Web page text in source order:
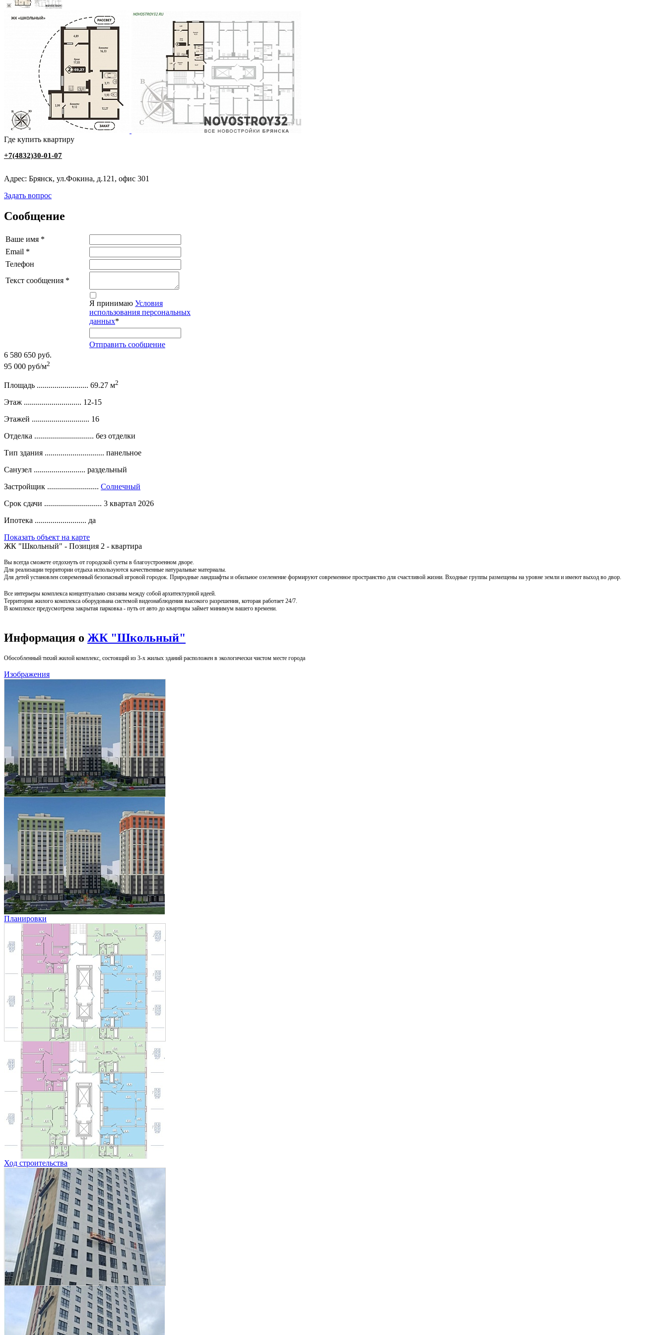
Где купить квартиру
+7(4832)30-01-07
Адрес: Брянск, ул.Фокина, д.121, офис 301
Задать вопрос
Сообщение
Ваше имя *
Email *
Телефон
Текст сообщения *
Я принимаю Условия
использования персональных
данных*
Отправить сообщение
6 580 650 руб.
95 000 руб/м2
Площадь .......................... 69.27 м2
Этаж ............................. 12-15
Этажей ............................. 16
Отделка .............................. без отделки
Тип здания .............................. панельное
Санузел .......................... раздельный
Застройщик .......................... Солнечный
Срок сдачи ............................. 3 квартал 2026
Ипотека .......................... да
Показать объект на карте
ЖК "Школьный" - Позиция 2 - квартира
Вы всегда сможете отдохнуть от городской суеты в благоустроенном дворе.
Для реализации территории отдыха используются качественные натуральные материалы.
Для детей установлен современный безопасный игровой городок. Природные ландшафты и обильное озеленение формируют современное пространство для счастливой жизни. Входные группы размещены на уровне земли и имеют выход во двор.
Все интерьеры комплекса концептуально связаны между собой архитектурной идеей.
Территория жилого комплекса оборудована системой видеонаблюдения высокого разрешения, которая работает 24/7.
В комплексе предусмотрена закрытая парковка - путь от авто до квартиры займет минимум вашего времени.
Информация о ЖК "Школьный"
Обособленный тихий жилой комплекс, состоящий из 3-х жилых зданий расположен в экологически чистом месте города
Изображения
Планировки
Ход строительства